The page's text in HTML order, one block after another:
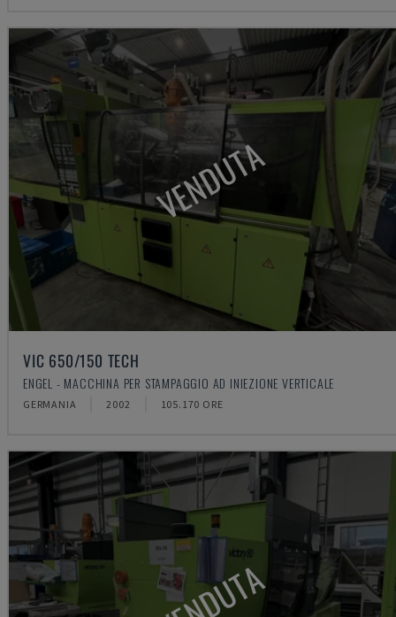
VENDUTA
VIC 650/150 TECH
ENGEL - MACCHINA PER STAMPAGGIO AD INIEZIONE VERTICALE
GERMANIA 2002 105.170 ORE